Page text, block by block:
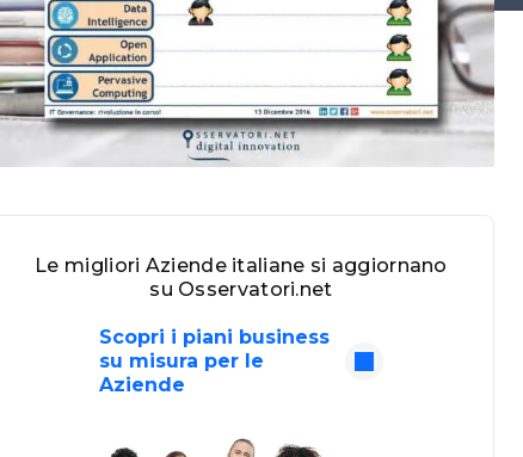
Le migliori Aziende italiane si aggiornano
su Osservatori.net
Scopri i piani business
su misura per le
Aziende